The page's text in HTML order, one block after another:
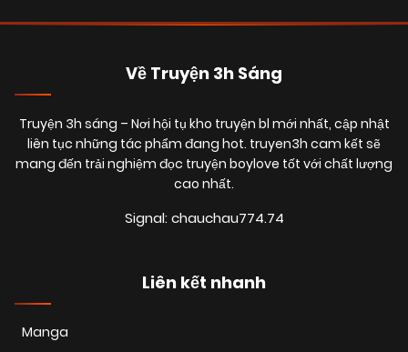
Về Truyện 3h Sáng
Truyện 3h sáng – Nơi hội tụ kho truyện bl mới nhất, cập nhật
liên tục những tác phẩm đang hot. truyen3h cam kết sẽ
mang đến trải nghiệm đọc truyện boylove tốt với chất lượng
cao nhất.
Signal: chauchau774.74
Liên kết nhanh
Manga